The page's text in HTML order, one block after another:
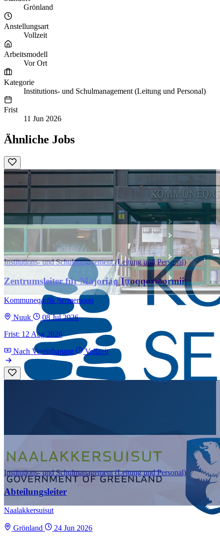
Grönland
Anstellungsart
Vollzeit
Arbeitsmodell
Vor Ort
Kategorie
Institutions- und Schulmanagement (Leitung und Personal)
Frist
11 Jun 2026
Ähnliche Jobs
Institutions- und Schulmanagement (Leitung und Personal)
Zentrumsleiter für Majoriaq Ittoqqortoormiit
Kommuneqarfik Sermersooq
Nuuk
08 Jul 2026
Frist: 12 Aug 2026
Nach Vereinbarung Vollzeit
Institutions- und Schulmanagement (Leitung und Personal)
Abteilungsleiter
Naalakkersuisut
Grönland
24 Jun 2026